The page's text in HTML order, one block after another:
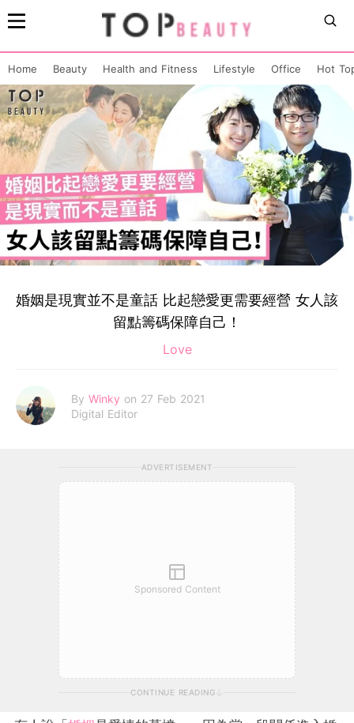
Home Beauty Health and Fitness Lifestyle Office Hot
婚姻是現實並不是童話 比起戀愛更需要經營 女人該
留點籌碼保障自己！
Love
By Winky on 27 Feb 2021
Digital Editor
ADVERTISEMENT
Sponsored Content
CONTINUE READING